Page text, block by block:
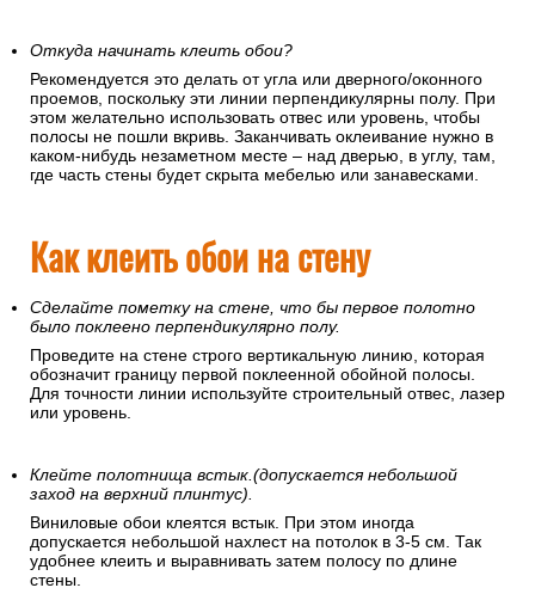
Откуда начинать клеить обои?
Рекомендуется это делать от угла или дверного/оконного
проемов, поскольку эти линии перпендикулярны полу. При
этом желательно использовать отвес или уровень, чтобы
полосы не пошли вкривь. Заканчивать оклеивание нужно в
каком-нибудь незаметном месте – над дверью, в углу, там,
где часть стены будет скрыта мебелью или занавесками.
Как клеить обои на стену
Сделайте пометку на стене, что бы первое полотно
было поклеено перпендикулярно полу.
Проведите на стене строго вертикальную линию, которая
обозначит границу первой поклеенной обойной полосы.
Для точности линии используйте строительный отвес, лазер
или уровень.
Клейте полотнища встык.(допускается небольшой
заход на верхний плинтус).
Виниловые обои клеятся встык. При этом иногда
допускается небольшой нахлест на потолок в 3-5 см. Так
удобнее клеить и выравнивать затем полосу по длине
стены.